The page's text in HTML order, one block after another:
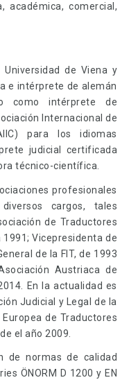
académica, comercial,
de Viena y
e intérprete de alemán
como intérprete de
Internacional de
para los idiomas
judicial certificada
técnico-científica.
profesionales
diversos cargos, tales
de Traductores
Vicepresidenta de
de la FIT, de 1993
Austriaca de
En la actualidad es
Judicial y Legal de la
de Traductores
el año 2009.
de normas de calidad
ÖNORM D 1200 y EN